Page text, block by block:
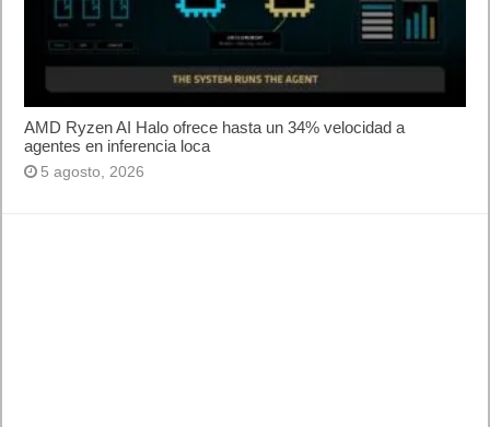
AMD Ryzen AI Halo ofrece hasta un 34% velocidad a
agentes en inferencia loca
5 agosto, 2026